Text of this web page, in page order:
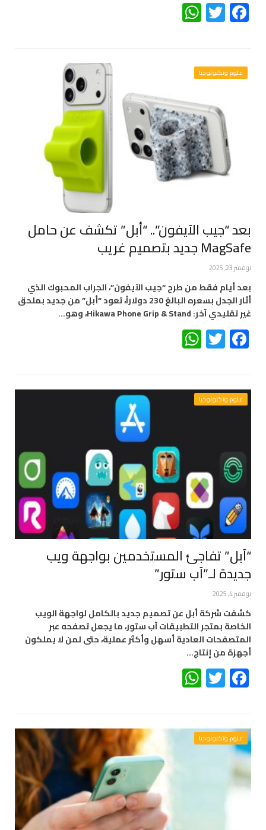
Facebook
Twitter
علوم وتكنولوجيا
بعد “جيب الآيفون”.. “أبل” تكشف عن حامل
MagSafe جديد بتصميم غريب
نوفمبر 23, 2025
بعد أيام فقط من طرح “جيب الآيفون”، الجراب المحبوك الذي
أثار الجدل بسعره البالغ 230 دولاراً، تعود “أبل” من جديد بملحق
غير تقليدي آخر: Hikawa Phone Grip & Stand، وهو…
Facebook
Twitter
علوم وتكنولوجيا
“آبل” تفاجئ المستخدمين بواجهة ويب
جديدة لـ”آب ستور”
نوفمبر 4, 2025
كشفت شركة أبل عن تصميم جديد بالكامل لواجهة الويب
الخاصة بمتجر التطبيقات آب ستور، ما يجعل تصفحه عبر
المتصفحات العادية أسهل وأكثر عملية، حتى لمن لا يملكون
أجهزة من إنتاج…
Facebook
Twitter
علوم وتكنولوجيا